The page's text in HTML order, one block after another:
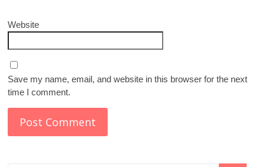
Website
Save my name, email, and website in this browser for the next
time I comment.